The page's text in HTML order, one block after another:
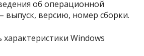
об операционной
выпуск, версию, номер сборки.